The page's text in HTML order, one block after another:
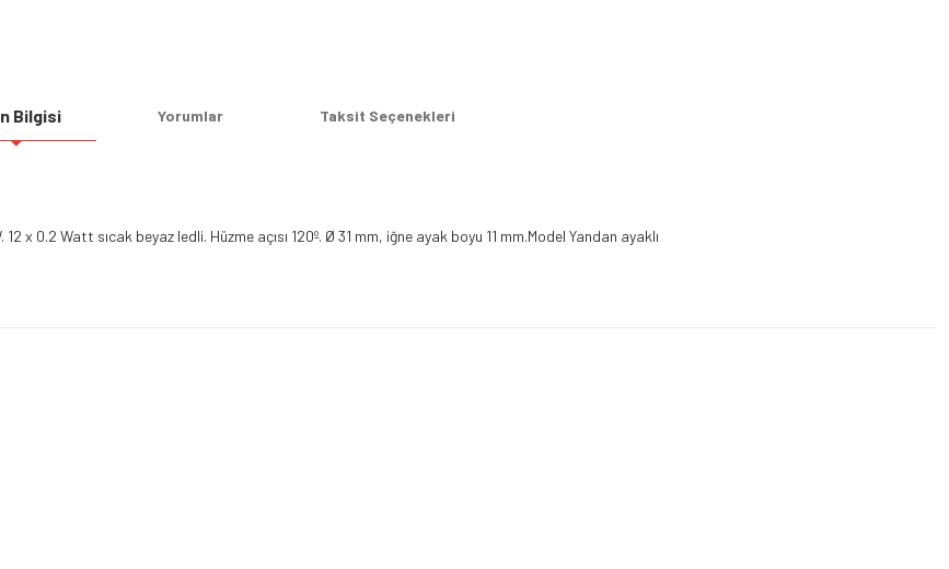
Bilgisi Yorumlar Taksit Seçenekleri
x 0.2 Watt sıcak beyaz ledli. Hüzme açısı 120º. Ø 31 mm, iğne ayak boyu 11 mm.Model Yandan ayaklı